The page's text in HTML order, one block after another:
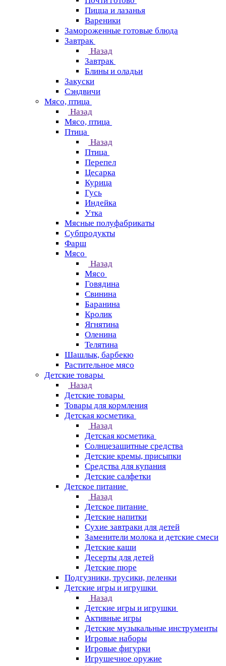
Пицца и лазанья
Вареники
Замороженные готовые блюда
Завтрак
Назад
Завтрак
Блины и оладьи
Закуски
Сэндвичи
Мясо, птица
Назад
Мясо, птица
Птица
Назад
Птица
Перепел
Цесарка
Курица
Гусь
Индейка
Утка
Мясные полуфабрикаты
Субпродукты
Фарш
Мясо
Назад
Мясо
Говядина
Свинина
Баранина
Кролик
Ягнятина
Оленина
Телятина
Шашлык, барбекю
Растительное мясо
Детские товары
Назад
Детские товары
Товары для кормления
Детская косметика
Назад
Детская косметика
Солнцезащитные средства
Детские кремы, присыпки
Средства для купания
Детские салфетки
Детское питание
Назад
Детское питание
Детские напитки
Сухие завтраки для детей
Заменители молока и детские смеси
Детские каши
Десерты для детей
Детские пюре
Подгузники, трусики, пеленки
Детские игры и игрушки
Назад
Детские игры и игрушки
Активные игры
Детские музыкальные инструменты
Игровые наборы
Игровые фигурки
Игрушечное оружие